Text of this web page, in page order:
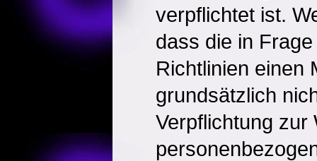
verpflichtet ist.
dass die in
Richtlinien einen
grundsätzlich
Verpflichtung zur